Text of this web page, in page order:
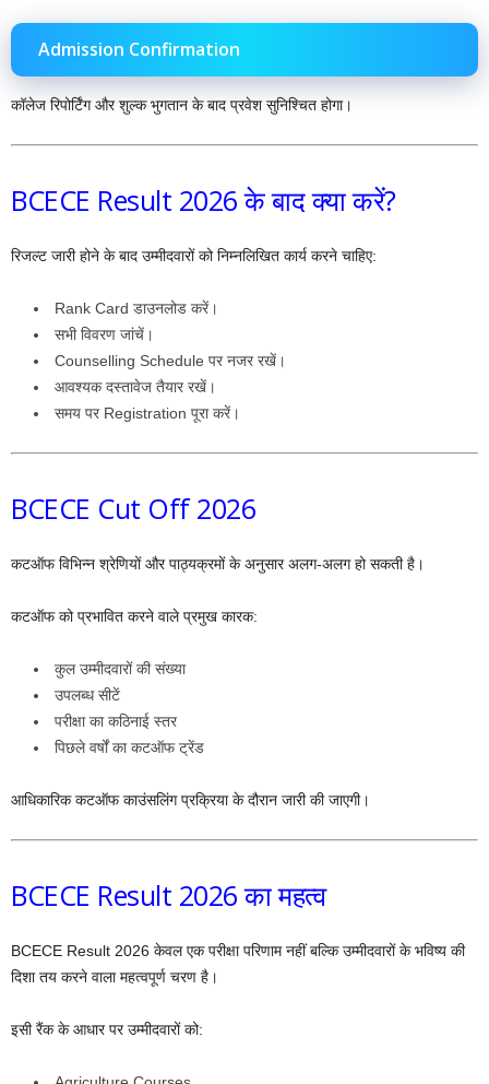
Admission Confirmation
कॉलेज रिपोर्टिंग और शुल्क भुगतान के बाद प्रवेश सुनिश्चित होगा।
BCECE Result 2026 के बाद क्या करें?
रिजल्ट जारी होने के बाद उम्मीदवारों को निम्नलिखित कार्य करने चाहिए:
Rank Card डाउनलोड करें।
सभी विवरण जांचें।
Counselling Schedule पर नजर रखें।
आवश्यक दस्तावेज तैयार रखें।
समय पर Registration पूरा करें।
BCECE Cut Off 2026
कटऑफ विभिन्न श्रेणियों और पाठ्यक्रमों के अनुसार अलग-अलग हो सकती है।
कटऑफ को प्रभावित करने वाले प्रमुख कारक:
कुल उम्मीदवारों की संख्या
उपलब्ध सीटें
परीक्षा का कठिनाई स्तर
पिछले वर्षों का कटऑफ ट्रेंड
आधिकारिक कटऑफ काउंसलिंग प्रक्रिया के दौरान जारी की जाएगी।
BCECE Result 2026 का महत्व
BCECE Result 2026 केवल एक परीक्षा परिणाम नहीं बल्कि उम्मीदवारों के भविष्य की
दिशा तय करने वाला महत्वपूर्ण चरण है।
इसी रैंक के आधार पर उम्मीदवारों को: